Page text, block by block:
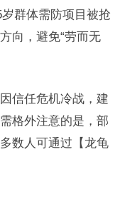
群体需防项目被抢
向，避免“劳而无
信任危机冷战，建
格外注意的是，部
数人可通过【龙龟